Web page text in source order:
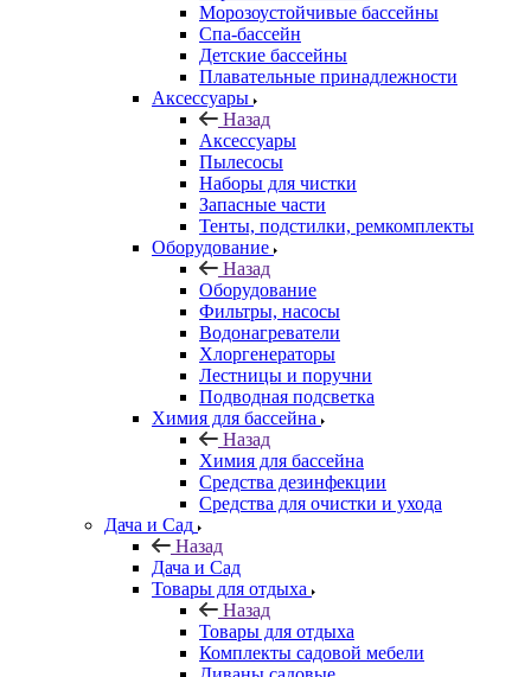
Морозоустойчивые бассейны
Спа-бассейн
Детские бассейны
Плавательные принадлежности
Аксессуары
Назад
Аксессуары
Пылесосы
Наборы для чистки
Запасные части
Тенты, подстилки, ремкомплекты
Оборудование
Назад
Оборудование
Фильтры, насосы
Водонагреватели
Хлоргенераторы
Лестницы и поручни
Подводная подсветка
Химия для бассейна
Назад
Химия для бассейна
Средства дезинфекции
Средства для очистки и ухода
Дача и Сад
Назад
Дача и Сад
Товары для отдыха
Назад
Товары для отдыха
Комплекты садовой мебели